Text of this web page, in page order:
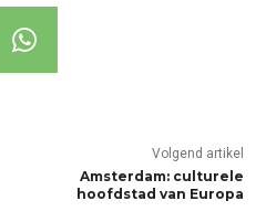
Volgend artikel
Amsterdam: culturele
hoofdstad van Europa